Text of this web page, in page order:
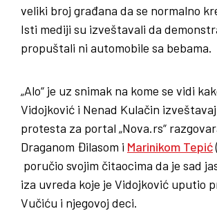
veliki broj građana da se normalno
Isti mediji su izveštavali da
propuštali ni automobile sa bebama.
„Alo“ je uz snimak na kome se vidi
Vidojković i Nenad Kulačin
protesta za portal „Nova.rs“
Draganom Đilasom i Marinikom Tepić
poručio svojim čitaocima da je sad
iza uvreda koje je Vidojković uputio
Vučiću i njegovoj deci.